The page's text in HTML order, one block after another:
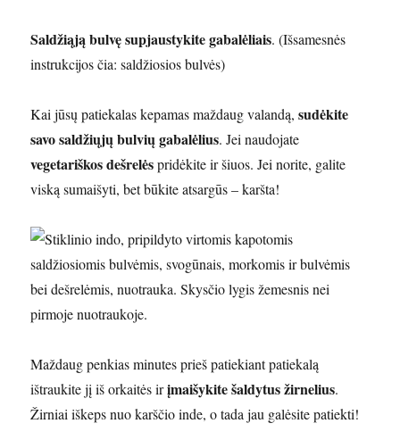
Saldžiąją bulvę supjaustykite gabalėliais. (Išsamesnės
instrukcijos čia: saldžiosios bulvės)
Kai jūsų patiekalas kepamas maždaug valandą,sudėkite
savo saldžiųjų bulvių gabalėlius. Jei naudojate
vegetariškos dešrelėspridėkite ir šiuos. Jei norite, galite
viską sumaišyti, bet būkite atsargūs – karšta!
Maždaug penkias minutes prieš patiekiant patiekalą
ištraukite jį iš orkaitės irįmaišykite šaldytus žirnelius.
Žirniai iškeps nuo karščio inde, o tada jau galėsite patiekti!